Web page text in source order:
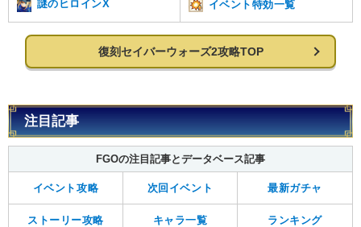
謎のヒロインX イベント特効一覧
復刻セイバーウォーズ2攻略TOP
注目記事
FGOの注目記事とデータベース記事
イベント攻略 次回イベント 最新ガチャ
ストーリー攻略 キャラ一覧 ランキング